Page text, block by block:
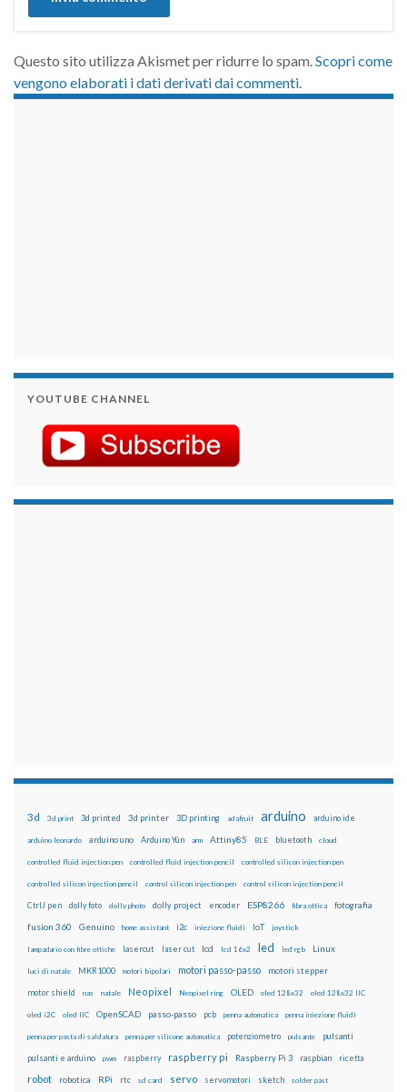
Questo sito utilizza Akismet per ridurre lo spam.Scopri come
vengono elaborati i dati derivati dai commenti.
YOUTUBE CHANNEL
3d 3d print 3d printed 3d printer 3D printing adafruit arduino arduino ide
arduino leonardo arduino uno Arduino Yún arm Attiny85 BLE bluetooth cloud
controlled fluid injection pen controlled fluid injection pencil controlled silicon injection pen
controlled silicon injection pencil control silicon injection pen control silicon injection pencil
CtrlJ pen dolly foto dolly photo dolly project encoder ESP8266 fibra ottica fotografia
fusion 360 Genuino home assistant i2c iniezione fluidi IoT joystick
lampadario con fibre ottiche lasercut laser cut lcd lcd 16x2 led led rgb Linux
luci di natale MKR1000 motori bipolari motori passo-passo motori stepper
motor shield nas natale Neopixel Neopixel ring OLED oled 128x32 oled 128x32 IIC
oled i2C oled IIC OpenSCAD passo-passo pcb penna automatica penna iniezione fluidi
penna per pasta di saldatura penna per silicone automatica potenziometro pulsante pulsanti
pulsanti e arduino pwm raspberry raspberry pi Raspberry Pi 3 raspbian ricetta
robot robotica RPi rtc sd card servo servomotori sketch solder past